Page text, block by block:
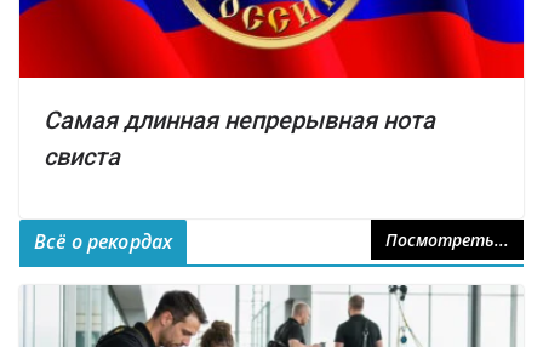
Самая длинная непрерывная нота
свиста
Всё о рекордах Посмотреть...